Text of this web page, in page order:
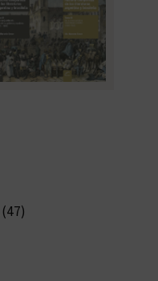
(47)